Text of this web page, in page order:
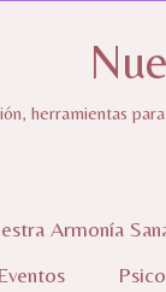
herramientas
Armonía
Eventos